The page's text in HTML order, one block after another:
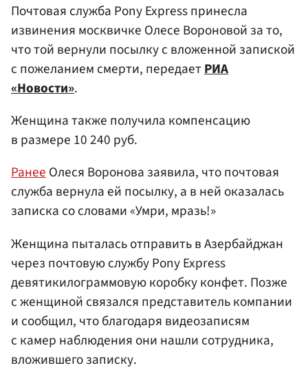
Почтовая служба Pony Express принесла
извинения москвичке Олесе Вороновой за то,
что той вернули посылку с вложенной запиской
с пожеланием смерти, передаетРИА
«Новости».
Женщина также получила компенсацию
в размере 10 240 руб.
РанееОлеся Воронова заявила, что почтовая
служба вернула ей посылку, а в ней оказалась
записка со словами «Умри, мразь!»
Женщина пыталась отправить в Азербайджан
через почтовую службу Pony Express
девятикилограммовую коробку конфет. Позже
с женщиной связался представитель компании
и сообщил, что благодаря видеозаписям
с камер наблюдения они нашли сотрудника,
вложившего записку.